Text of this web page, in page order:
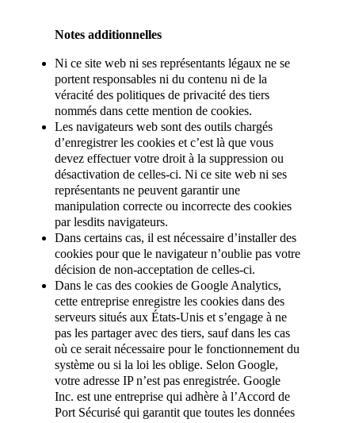
Notes additionnelles
Ni ce site web ni ses représentants légaux ne se
portent responsables ni du contenu ni de la
véracité des politiques de privacité des tiers
nommés dans cette mention de cookies.
Les navigateurs web sont des outils chargés
d’enregistrer les cookies et c’est là que vous
devez effectuer votre droit à la suppression ou
désactivation de celles-ci. Ni ce site web ni ses
représentants ne peuvent garantir une
manipulation correcte ou incorrecte des cookies
par lesdits navigateurs.
Dans certains cas, il est nécessaire d’installer des
cookies pour que le navigateur n’oublie pas votre
décision de non-acceptation de celles-ci.
Dans le cas des cookies de Google Analytics,
cette entreprise enregistre les cookies dans des
serveurs situés aux États-Unis et s’engage à ne
pas les partager avec des tiers, sauf dans les cas
où ce serait nécessaire pour le fonctionnement du
système ou si la loi les oblige. Selon Google,
votre adresse IP n’est pas enregistrée. Google
Inc. est une entreprise qui adhère à l’Accord de
Port Sécurisé qui garantit que toutes les données